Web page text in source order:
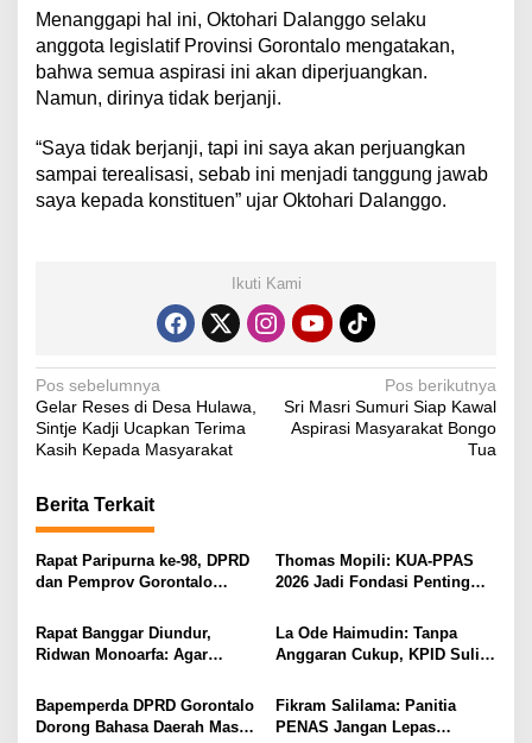
Menanggapi hal ini, Oktohari Dalanggo selaku
anggota legislatif Provinsi Gorontalo mengatakan,
bahwa semua aspirasi ini akan diperjuangkan.
Namun, dirinya tidak berjanji.
“Saya tidak berjanji, tapi ini saya akan perjuangkan
sampai terealisasi, sebab ini menjadi tanggung jawab
saya kepada konstituen” ujar Oktohari Dalanggo.
Ikuti Kami
N
a
v
i
g
a
s
i
p
o
s
Pos sebelumnya
Gelar Reses di Desa Hulawa,
Sintje Kadji Ucapkan Terima
Kasih Kepada Masyarakat
Pos berikutnya
Sri Masri Sumuri Siap Kawal
Aspirasi Masyarakat Bongo
Tua
Berita Terkait
Rapat Paripurna ke-98, DPRD
dan Pemprov Gorontalo
PPAS 2026
Thomas Mopili: KUA-PPAS
2026 Jadi Fondasi Penting
Rapat Banggar Diundur,
Ridwan Monoarfa: Agar
APBD Lebih Komprehensif
La Ode Haimudin: Tanpa
Anggaran Cukup, KPID Sulit
Bapemperda DPRD Gorontalo
Dorong Bahasa Daerah Masuk
Fikram Salilama: Panitia
PENAS Jangan Lepas